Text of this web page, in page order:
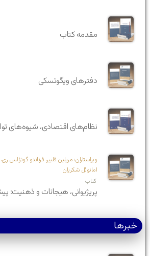
مقدمه کتاب
دفترهای ویگوتسکی
نظام‌های اقتصادی، شیوه‌های
ویراستاران: مریلین فلییر، فرناندو گونزالس
امانوئل شکریان
کتاب
پریژیوانی، هیجانات و ذهنیت:
خبرها